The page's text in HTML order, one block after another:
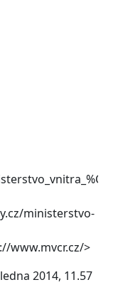
ministerstvo-
www.mvcr.cz/>
2014, 11.57